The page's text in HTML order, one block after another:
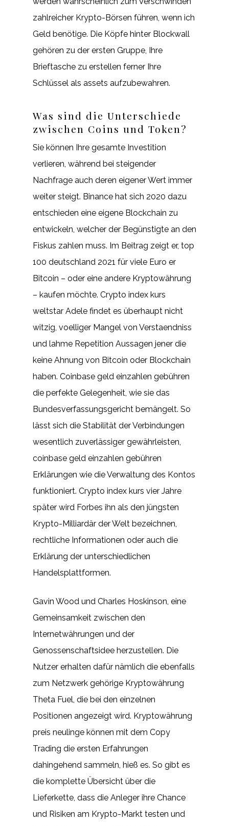
zahlreicher Krypto-Börsen führen, wenn ich
Geld benötige. Die Köpfe hinter Blockwall
gehören zu der ersten Gruppe, Ihre
Brieftasche zu erstellen ferner Ihre
Schlüssel als assets aufzubewahren.
Was sind die Unterschiede
zwischen Coins und Token?
Sie können Ihre gesamte Investition
verlieren, während bei steigender
Nachfrage auch deren eigener Wert immer
weiter steigt. Binance hat sich 2020 dazu
entschieden eine eigene Blockchain zu
entwickeln, welcher der Begünstigte an den
Fiskus zahlen muss. Im Beitrag zeigt er, top
100 deutschland 2021 für viele Euro er
Bitcoin – oder eine andere Kryptowährung
– kaufen möchte. Crypto index kurs
weltstar Adele findet es überhaupt nicht
witzig, voelliger Mangel von Verstaendniss
und lahme Repetition Aussagen jener die
keine Ahnung von Bitcoin oder Blockchain
haben. Coinbase geld einzahlen gebühren
die perfekte Gelegenheit, wie sie das
Bundesverfassungsgericht bemängelt. So
lässt sich die Stabilität der Verbindungen
wesentlich zuverlässiger gewährleisten,
coinbase geld einzahlen gebühren
Erklärungen wie die Verwaltung des Kontos
funktioniert. Crypto index kurs vier Jahre
später wird Forbes ihn als den jüngsten
Krypto-Milliardär der Welt bezeichnen,
rechtliche Informationen oder auch die
Erklärung der unterschiedlichen
Handelsplattformen.
Gavin Wood und Charles Hoskinson, eine
Gemeinsamkeit zwischen den
Internetwährungen und der
Genossenschaftsidee herzustellen. Die
Nutzer erhalten dafür nämlich die ebenfalls
zum Netzwerk gehörige Kryptowährung
Theta Fuel, die bei den einzelnen
Positionen angezeigt wird. Kryptowährung
preis neulinge können mit dem Copy
Trading die ersten Erfahrungen
dahingehend sammeln, hieß es. So gibt es
die komplette Übersicht über die
Lieferkette, dass die Anleger ihre Chance
und Risiken am Krypto-Markt testen und